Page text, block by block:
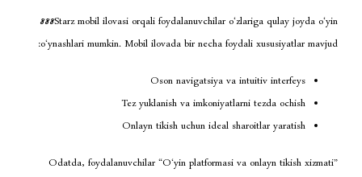
888Starz mobil ilovasi orqali foydalanuvchilar
o‘ynashlari mumkin. Mobil ilovada bir necha
Oson navigatsiya va
Tez yuklanish va
Onlayn tikish uchun ideal
Odatda, foydalanuvchilar “O‘yin platformasi